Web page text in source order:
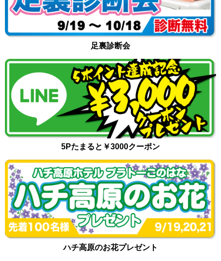
足裏診断会
5Pたまると￥3000クーポン
ハチ高原のお花プレゼント